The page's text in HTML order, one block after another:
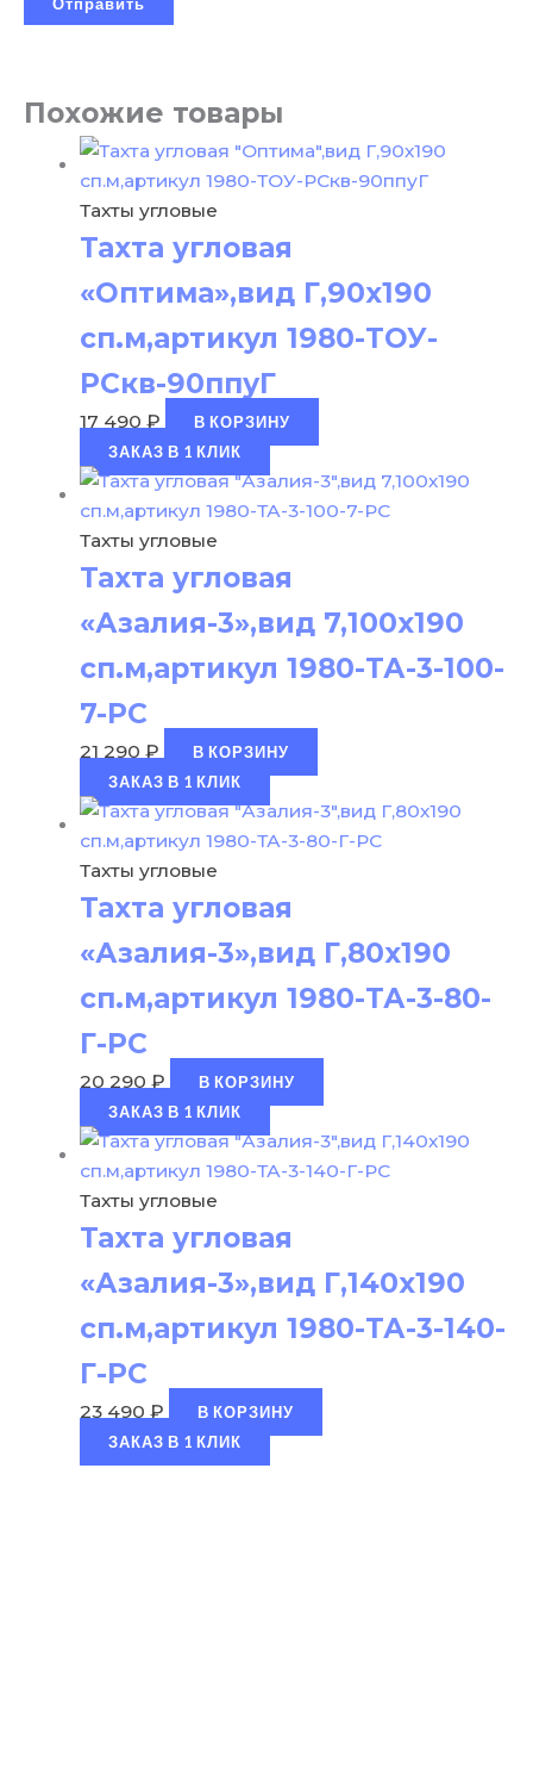
Похожие товары
Тахты угловые
Тахта угловая
«Оптима»,вид Г,90х190
сп.м,артикул 1980-ТОУ-
РСкв-90ппуГ
17 490 ₽
В КОРЗИНУ
ЗАКАЗ В 1 КЛИК
Тахты угловые
Тахта угловая
«Азалия-3»,вид 7,100х190
сп.м,артикул 1980-ТА-3-100-
7-РС
21 290 ₽
В КОРЗИНУ
ЗАКАЗ В 1 КЛИК
Тахты угловые
Тахта угловая
«Азалия-3»,вид Г,80х190
сп.м,артикул 1980-ТА-3-80-
Г-РС
20 290 ₽
В КОРЗИНУ
ЗАКАЗ В 1 КЛИК
Тахты угловые
Тахта угловая
«Азалия-3»,вид Г,140х190
сп.м,артикул 1980-ТА-3-140-
Г-РС
23 490 ₽
В КОРЗИНУ
ЗАКАЗ В 1 КЛИК